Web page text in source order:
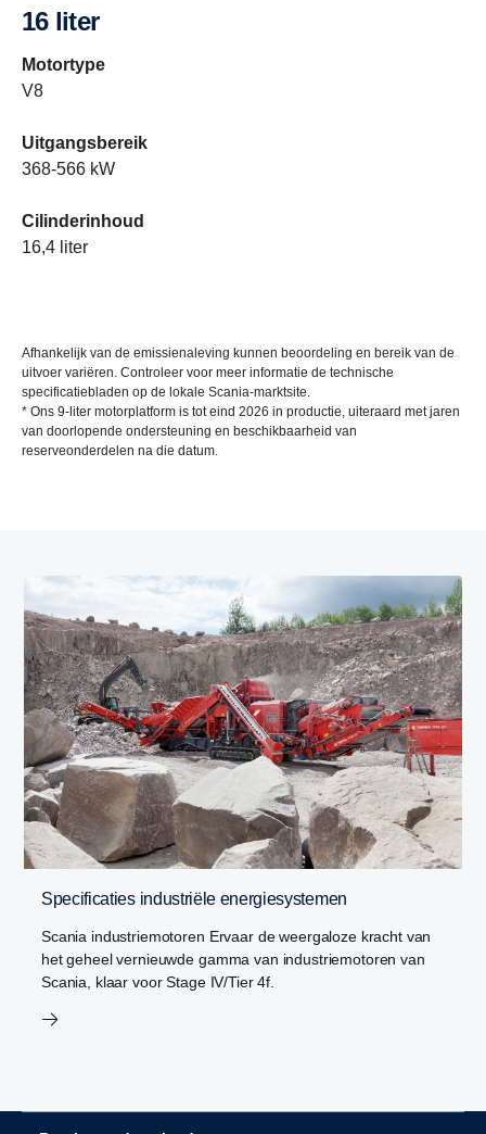
16 liter
Motortype
V8
Uitgangsbereik
368-566 kW
Cilinderinhoud
16,4 liter
Afhankelijk van de emissienaleving kunnen beoordeling en bereik van de
uitvoer variëren. Controleer voor meer informatie de technische
specificatiebladen op de lokale Scania-marktsite.
* Ons 9-liter motorplatform is tot eind 2026 in productie, uiteraard met jaren
van doorlopende ondersteuning en beschikbaarheid van
reserveonderdelen na die datum.
Specificaties industriële energiesystemen
Scania industriemotoren Ervaar de weergaloze kracht van
het geheel vernieuwde gamma van industriemotoren van
Scania, klaar voor Stage IV/Tier 4f.